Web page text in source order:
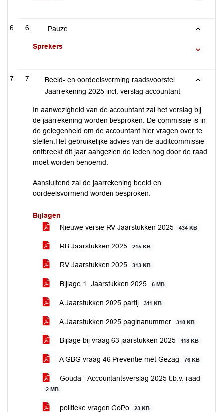
6 Pauze
Sprekers
7
Beeld- en oordeelsvorming raadsvoorstel
Jaarrekening 2025 incl. verslag accountant
In aanwezigheid van de accountant zal het verslag bij
de jaarrekening worden besproken. De commissie is in
de gelegenheid om de accountant hier vragen over te
stellen.Het gebruikelijke advies van de auditcommissie
ontbreekt dit jaar aangezien de leden nog door de raad
moet worden benoemd.
Aansluitend zal de jaarrekening beeld en
oordeelsvormend worden besproken.
Bijlagen
Nieuwe versie RV Jaarstukken 2025
434 KB
RB Jaarstukken 2025 215 KB
RV Jaarstukken 2025 313 KB
Bijlage 1. Jaarstukken 2025 6 MB
A Jaarstukken 2025 partij 311 KB
A Jaarstukken 2025 paginanummer 310 KB
Bijlage bij vraag 63 jaarstukken 2025 118 KB
A GBG vraag 46 Preventie met Gezag 76 KB
Gouda - Accountantsverslag 2025 t.b.v. raad
2 MB
politieke vragen GoPo 23 KB